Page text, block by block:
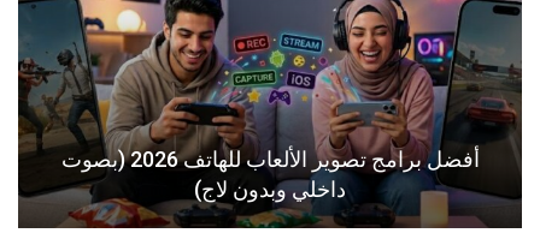
أفضل برامج تصوير الألعاب للهاتف 2026 (بصوت
داخلي وبدون لاج)